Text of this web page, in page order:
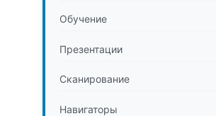
Обучение
Презентации
Сканирование
Навигаторы